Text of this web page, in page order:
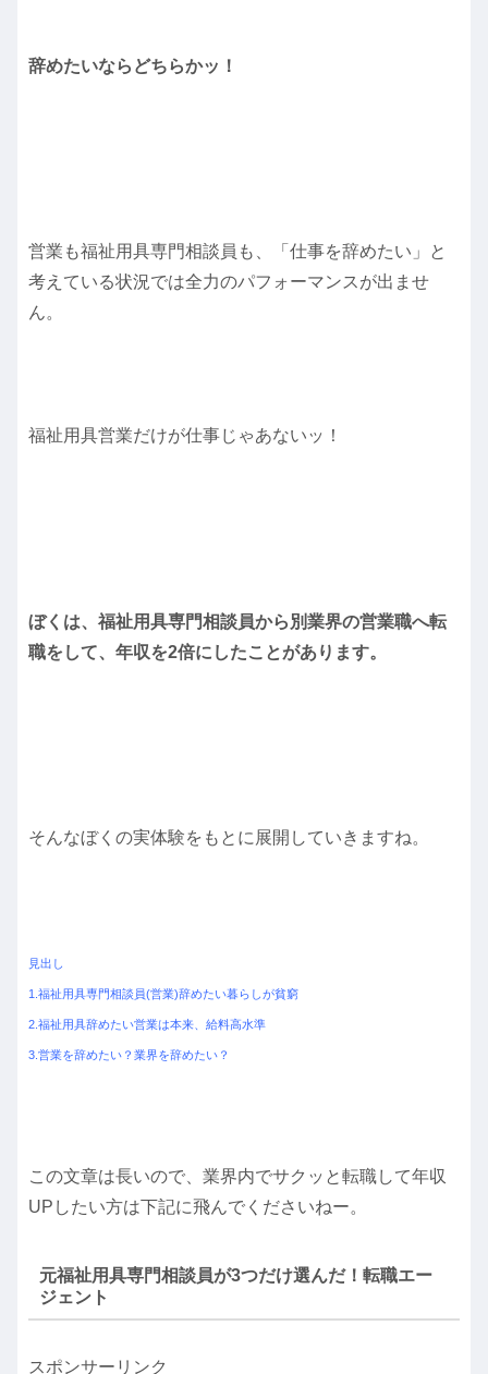
辞めたいならどちらかッ！
営業も福祉用具専門相談員も、「仕事を辞めたい」と
考えている状況では全力のパフォーマンスが出ませ
ん。
福祉用具営業だけが仕事じゃあないッ！
ぼくは、福祉用具専門相談員から別業界の営業職へ転
職をして、年収を2倍にしたことがあります。
そんなぼくの実体験をもとに展開していきますね。
見出し
1.福祉用具専門相談員(営業)辞めたい暮らしが貧窮
2.福祉用具辞めたい営業は本来、給料高水準
3.営業を辞めたい？業界を辞めたい？
この文章は長いので、業界内でサクッと転職して年収
UPしたい方は下記に飛んでくださいねー。
元福祉用具専門相談員が3つだけ選んだ！転職エー
ジェント
スポンサーリンク